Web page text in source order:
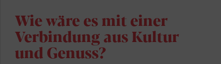
Wie wäre es mit einer
Verbindung aus Kultur
und Genuss?